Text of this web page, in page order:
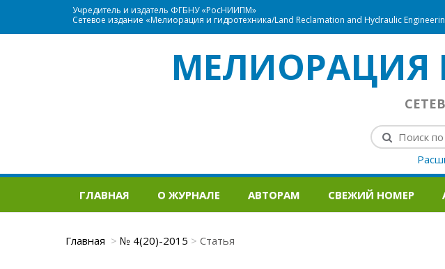
Учредитель и издатель ФГБНУ «РосНИИПМ»
Сетевое издание «Мелиорация и гидротехника/Land Reclamation and Hydraulic
МЕЛИОРАЦИЯ
ГЛАВНАЯ О ЖУРНАЛЕ АВТОРАМ СВЕЖИЙ НОМЕР
Главная № 4(20)-2015 Статья